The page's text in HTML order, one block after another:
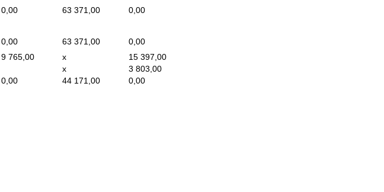
0,00 63 371,00
0,00
0,00 63 371,00
0,00
9 765,00 x
15 397,00
x
3 803,00
0,00 44 171,00
0,00